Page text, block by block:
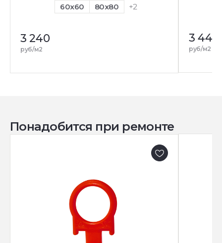
60x60 80x80 +2
3 240
руб/м2
3 440
руб/м2
Понадобится при ремонте